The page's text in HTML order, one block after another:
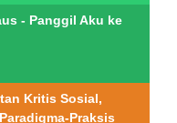
- Panggil Aku ke
Kritis Sosial,
Praksis